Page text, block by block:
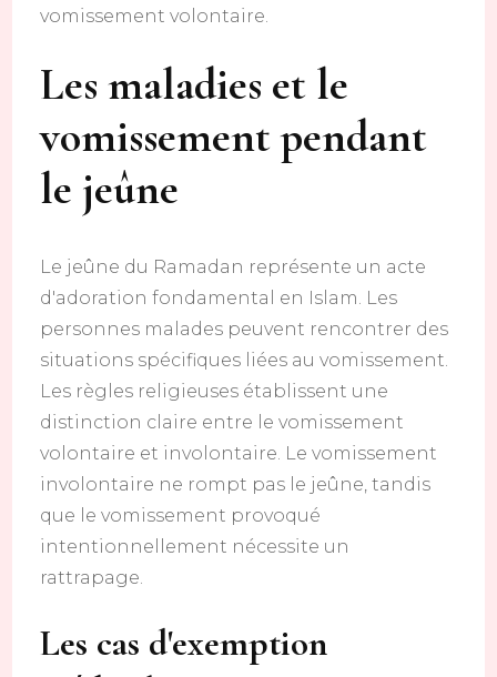
vomissement volontaire.
Les maladies et le
vomissement pendant
le jeûne
Le jeûne du Ramadan représente un acte
d'adoration fondamental en Islam. Les
personnes malades peuvent rencontrer des
situations spécifiques liées au vomissement.
Les règles religieuses établissent une
distinction claire entre le vomissement
volontaire et involontaire. Le vomissement
involontaire ne rompt pas le jeûne, tandis
que le vomissement provoqué
intentionnellement nécessite un
rattrapage.
Les cas d'exemption